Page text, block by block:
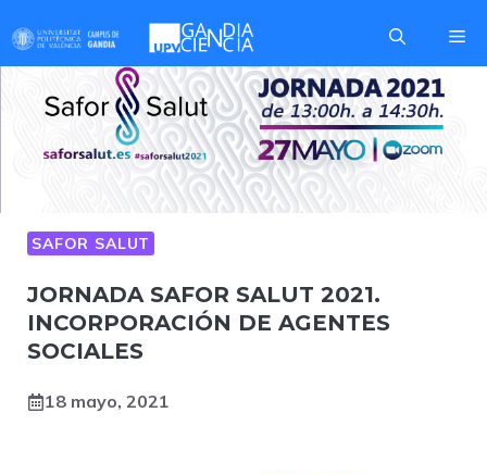
contenido
SAFOR SALUT
JORNADA SAFOR SALUT 2021.
INCORPORACIÓN DE AGENTES
SOCIALES
18 mayo, 2021